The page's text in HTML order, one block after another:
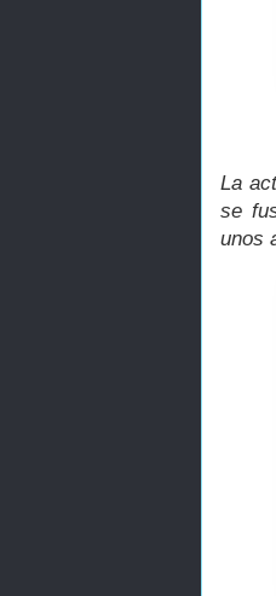
La
se
unos